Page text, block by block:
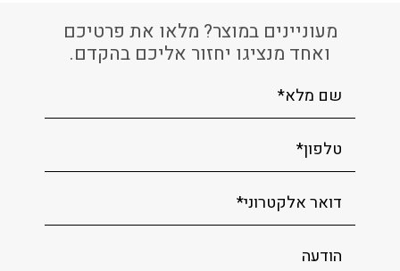
מעוניינים במוצר? מלאו את פרטיכם
ואחד מנציגו יחזור אליכם בהקדם.